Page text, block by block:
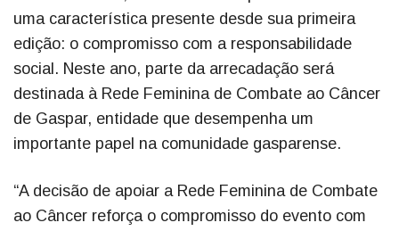
uma característica presente desde sua primeira
edição: o compromisso com a responsabilidade
social. Neste ano, parte da arrecadação será
destinada à Rede Feminina de Combate ao Câncer
de Gaspar, entidade que desempenha um
importante papel na comunidade gasparense.
“A decisão de apoiar a Rede Feminina de Combate
ao Câncer reforça o compromisso do evento com